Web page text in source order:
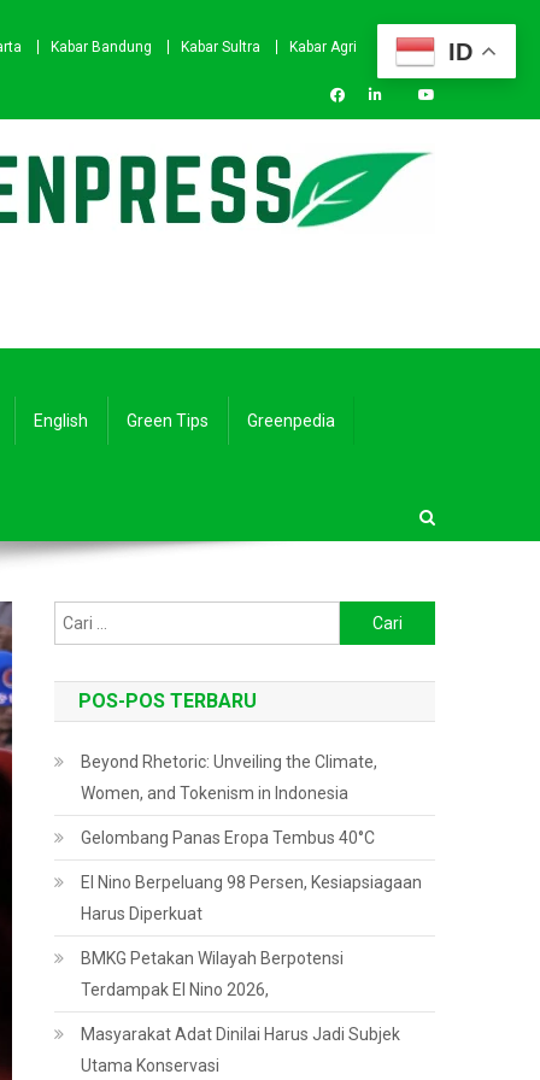
Kabar Bandung Kabar Sultra Kabar Agri
English Green Tips Greenpedia
untuk:
POS-POS TERBARU
Beyond Rhetoric: Unveiling the Climate,
Women, and Tokenism in Indonesia
Gelombang Panas Eropa Tembus 40°C
El Nino Berpeluang 98 Persen, Kesiapsiagaan
Harus Diperkuat
BMKG Petakan Wilayah Berpotensi
Terdampak El Nino 2026,
Masyarakat Adat Dinilai Harus Jadi Subjek
Utama Konservasi
ID